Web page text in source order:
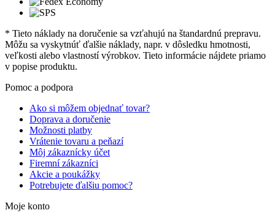
* Tieto náklady na doručenie sa vzťahujú na štandardnú prepravu.
Môžu sa vyskytnúť ďalšie náklady, napr. v dôsledku hmotnosti,
veľkosti alebo vlastností výrobkov. Tieto informácie nájdete priamo
v popise produktu.
Pomoc a podpora
Ako si môžem objednať tovar?
Doprava a doručenie
Možnosti platby
Vrátenie tovaru a peňazí
Môj zákaznícky účet
Firemní zákazníci
Akcie a poukážky
Potrebujete ďalšiu pomoc?
Moje konto